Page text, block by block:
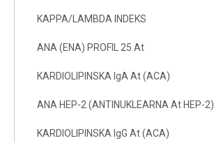
KAPPA/LAMBDA INDEKS
ANA (ENA) PROFIL 25 At
KARDIOLIPINSKA IgA At (ACA)
ANA HEP-2 (ANTINUKLEARNA At HEP-2)
KARDIOLIPINSKA IgG At (ACA)